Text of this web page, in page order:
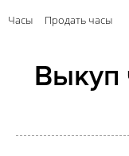
Часы Продать часы
Выкуп